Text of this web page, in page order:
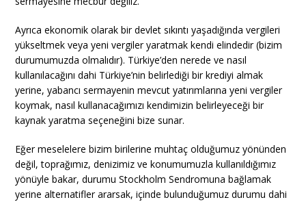
Ayrıca ekonomik olarak bir devlet sıkıntı yaşadığında vergileri
yükseltmek veya yeni vergiler yaratmak kendi elindedir (bizim
durumumuzda olmalıdır). Türkiye’den nerede ve nasıl
kullanılacağını dahi Türkiye’nin belirlediği bir krediyi almak
yerine, yabancı sermayenin mevcut yatırımlarına yeni vergiler
koymak, nasıl kullanacağımızı kendimizin belirleyeceği bir
kaynak yaratma seçeneğini bize sunar.
Eğer meselelere bizim birilerine muhtaç olduğumuz yönünden
değil, toprağımız, denizimiz ve konumumuzla kullanıldığımız
yönüyle bakar, durumu Stockholm Sendromuna bağlamak
yerine alternatifler ararsak, içinde bulunduğumuz durumu dahi